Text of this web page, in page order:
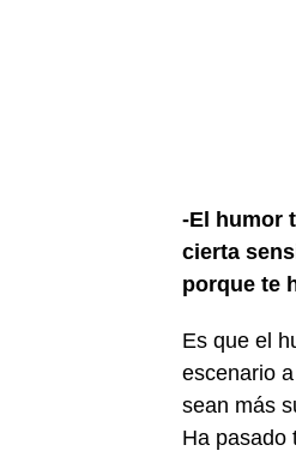
-El humor
cierta
porque te
Es que el
escenario
sean más
Ha pasado